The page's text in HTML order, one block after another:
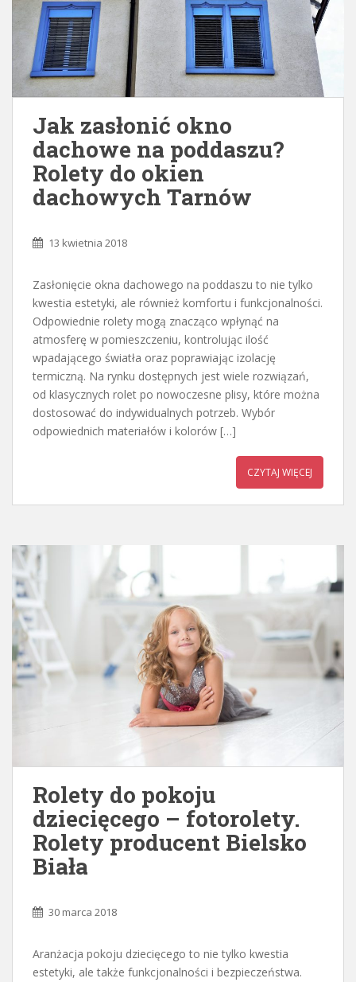
Jak zasłonić okno
dachowe na poddaszu?
Rolety do okien
dachowych Tarnów
13 kwietnia 2018
Zasłonięcie okna dachowego na poddaszu to nie tylko
kwestia estetyki, ale również komfortu i funkcjonalności.
Odpowiednie rolety mogą znacząco wpłynąć na
atmosferę w pomieszczeniu, kontrolując ilość
wpadającego światła oraz poprawiając izolację
termiczną. Na rynku dostępnych jest wiele rozwiązań,
od klasycznych rolet po nowoczesne plisy, które można
dostosować do indywidualnych potrzeb. Wybór
odpowiednich materiałów i kolorów […]
CZYTAJ WIĘCEJ
Rolety do pokoju
dziecięcego – fotorolety.
Rolety producent Bielsko
Biała
30 marca 2018
Aranżacja pokoju dziecięcego to nie tylko kwestia
estetyki, ale także funkcjonalności i bezpieczeństwa.